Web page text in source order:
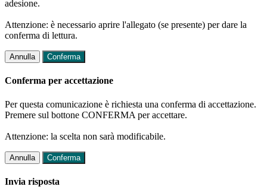
adesione.
Attenzione: è necessario aprire l'allegato (se presente) per dare la
conferma di lettura.
Annulla Conferma
Conferma per accettazione
Per questa comunicazione è richiesta una conferma di accettazione.
Premere sul bottone CONFERMA per accettare.
Attenzione: la scelta non sarà modificabile.
Annulla Conferma
Invia risposta